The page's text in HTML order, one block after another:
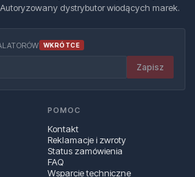
dystrybutor wiodących marek.
WKRÓTCE
Zapisz
POMOC
Kontakt
Reklamacje i zwroty
Status zamówienia
FAQ
Wsparcie techniczne